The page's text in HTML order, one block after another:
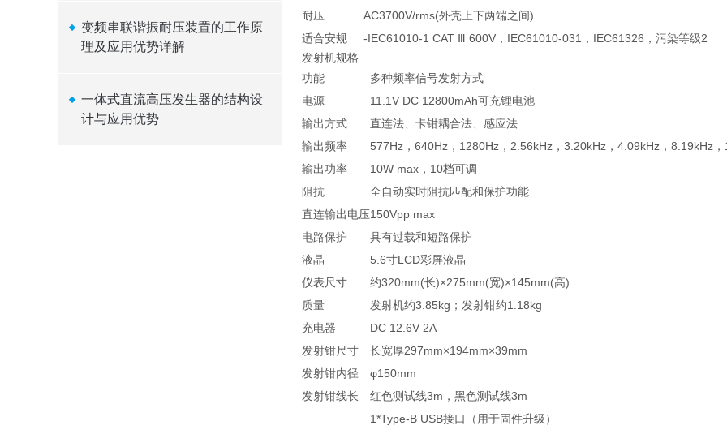
变频串联谐振耐压装置的工作原
理及应用优势详解
一体式直流高压发生器的结构设
计与应用优势
耐压
AC3700V/rms(外壳上下两端之间)
适合安规
-IEC61010-1 CAT Ⅲ 600V，IEC61010-031，IEC61326，污染等级2
发射机规格
功能
多种频率信号发射方式
电源
11.1V DC 12800mAh可充锂电池
输出方式
直连法、卡钳耦合法、感应法
输出频率
577Hz，640Hz，1280Hz，2.56kHz，3.20kHz，4.09kHz，8.19kHz
输出功率
10W max，10档可调
阻抗
全自动实时阻抗匹配和保护功能
直连输出电压150Vpp max
电路保护
具有过载和短路保护
液晶
5.6寸LCD彩屏液晶
仪表尺寸
约320mm(长)×275mm(宽)×145mm(高)
质量
发射机约3.85kg；发射钳约1.18kg
充电器
DC 12.6V 2A
发射钳尺寸
长宽厚297mm×194mm×39mm
发射钳内径
φ150mm
发射钳线长
红色测试线3m，黑色测试线3m
1*Type-B USB接口（用于固件升级）